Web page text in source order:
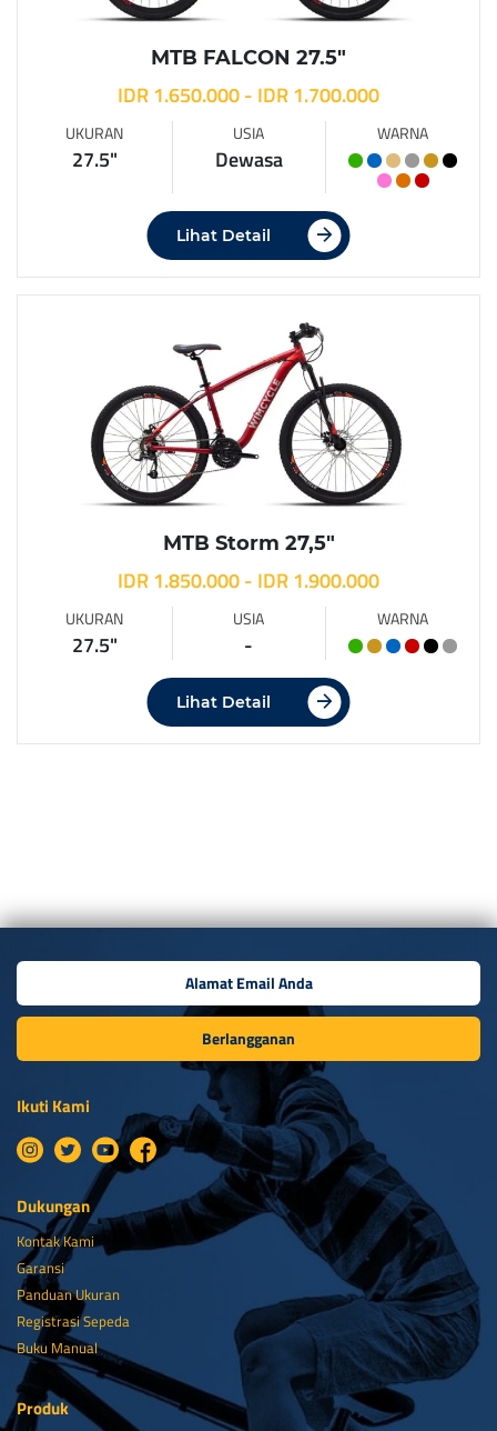
MTB FALCON 27.5″
IDR 1.650.000 - IDR 1.700.000
UKURAN
27.5"
USIA
Dewasa
WARNA
Lihat Detail
MTB Storm 27,5″
IDR 1.850.000 - IDR 1.900.000
UKURAN
27.5"
USIA
-
WARNA
Lihat Detail
Berlangganan
Ikuti Kami
Dukungan
Kontak Kami
Garansi
Panduan Ukuran
Registrasi Sepeda
Buku Manual
Produk